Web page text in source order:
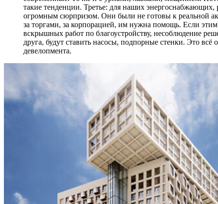
такие тенденции. Третье: для наших энергоснабжающих,
огромным сюрпризом. Они были не готовы к реальной
за торгами, за корпорацией, им нужна помощь. Если
вскрышных работ по благоустройству, несоблюдение
друга, будут ставить насосы, подпорные стенки. Это
девелопмента.